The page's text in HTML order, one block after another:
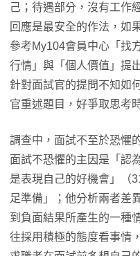
己；待遇部分，沒有工作
回應是最安全的作法，如
參考My104會員中心「找
行情」與「個人價值」提
針對面試官的提問不知如
官重述題目，好爭取思考
調查中，面試不至於恐懼
面試不恐懼的主因是「認
是表現自己的好機會」（
足準備」；他分析兩者差
到負面結果所產生的一種
往採用積極的態度看事情